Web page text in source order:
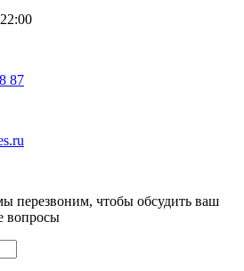
87
перезвоним, чтобы обсудить ваш
вопросы